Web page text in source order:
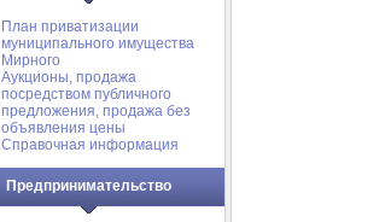
План приватизации
муниципального имущества
Мирного
Аукционы, продажа
посредством публичного
предложения, продажа без
объявления цены
Справочная информация
Предпринимательство